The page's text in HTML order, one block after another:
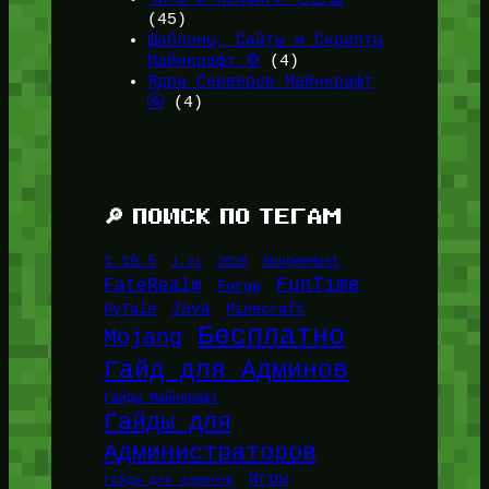
(45)
Шаблоны, Сайты и Скрипты
Майнкрафт ⚙️ (4)
Ядра Серверов Майнкрафт
🚰(4)
🔎 ПОИСК ПО ТЕГАМ
1.16.5 1.21 2026 BungeeHost
FateRealm Forge FunTime
HyTale Java Minecraft
Mojang Бесплатно
Гайд для Админов
Гайды Майнкрафт
Гайды для
Администраторов
Гайды для админов Игры